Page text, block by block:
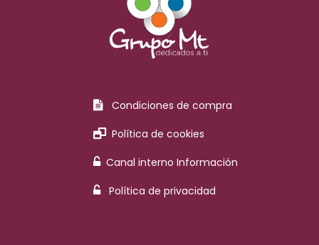
Condiciones de compra
Política de cookies
Canal interno Información
Política de privacidad